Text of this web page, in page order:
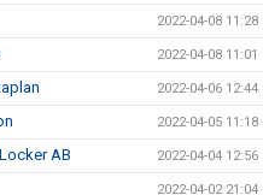
2022-04-08 11:28
2022-04-08 11:01
2022-04-06 12:44
2022-04-05 11:18
AB 2022-04-04 12:56
2022-04-02 21:04